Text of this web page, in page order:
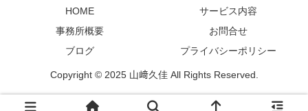
HOME
サービス内容
事務所概要
お問合せ
ブログ
プライバシーポリシー
Copyright © 2025 山﨑久佳 All Rights Reserved.